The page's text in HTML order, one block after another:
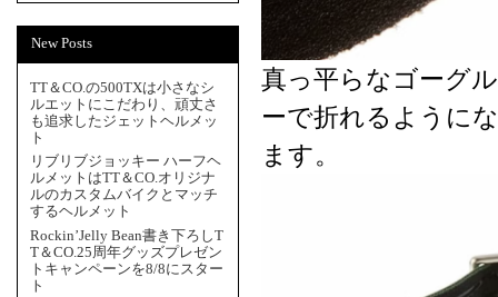
New Posts
TT＆CO.の500TXは小さなシ
ルエットにこだわり、頑丈さ
も追求したジェットヘルメッ
ト
リブリブジョッキー ハーフヘ
ルメットはTT＆CO.オリジナ
ルのカスタムバイクとマッチ
するヘルメット
Rockin’Jelly Bean書き下ろしT
T＆CO.25周年グッズプレゼン
トキャンペーンを8/8にスター
ト
真っ平らなゴーグ
ーで折れるように
ます。